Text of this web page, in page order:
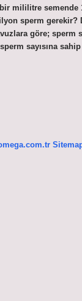
mililitre
sperm gerekir?
göre; sperm
sayısına